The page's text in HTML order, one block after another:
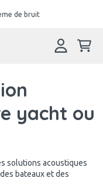
de bruit
yacht ou
solutions acoustiques
bateaux et des